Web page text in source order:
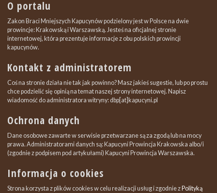
O portalu
Zakon Braci Mniejszych Kapucynów podzielony jest w Polsce na dwie
prowincje: Krakowską i Warszawską. Jesteś na oficjalnej stronie
internetowej, która prezentuje informacje z obu polskich prowincji
kapucynów.
Kontakt z administratorem
Coś na stronie działa nie tak jak powinno? Masz jakieś sugestie, lub po prostu
chce podzielić się opinią na temat naszej strony internetowej. Napisz
wiadomość do administratora witryny: dbp[at]kapucyni.pl
Ochrona danych
Dane osobowe zawarte w serwisie przetwarzane są za zgodą lub na mocy
prawa. Administratorami danych są: Kapucyni Prowincja Krakowska albo/i
(zgodnie z podpisem pod artykułami) Kapucyni Prowincja Warszawska.
Informacja o cookies
Strona korzysta z plików cookies w celu realizacji usług i zgodnie z Polityką